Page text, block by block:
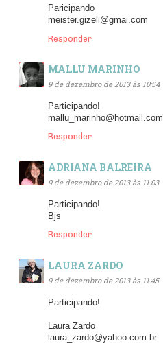
Paricipando
meister.gizeli@gmai.com
Responder
MALLU MARINHO
9 de dezembro de 2013 às 10:54
Participando!
mallu_marinho@hotmail.com
Responder
ADRIANA BALREIRA
9 de dezembro de 2013 às 11:03
Participando!
Bjs
Responder
LAURA ZARDO
9 de dezembro de 2013 às 11:45
Participando!
Laura Zardo
laura_zardo@yahoo.com.br